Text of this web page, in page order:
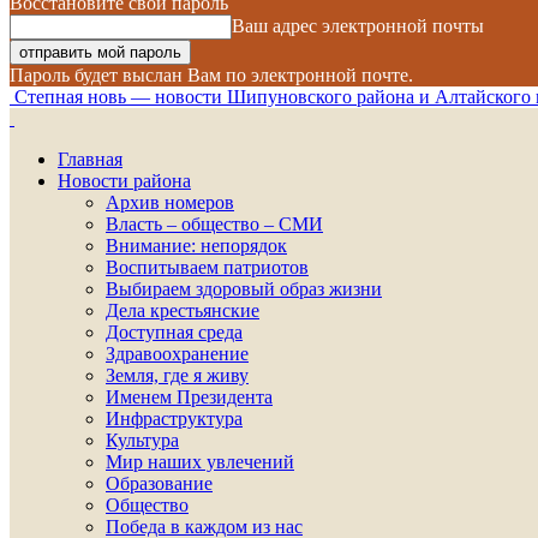
Ваш адрес электронной почты
Пароль будет выслан Вам по электронной почте.
Степная новь — новости Шипуновского района и Алтайского
Главная
Новости района
Архив номеров
Власть – общество – СМИ
Внимание: непорядок
Воспитываем патриотов
Выбираем здоровый образ жизни
Дела крестьянские
Доступная среда
Здравоохранение
Земля, где я живу
Именем Президента
Инфраструктура
Культура
Мир наших увлечений
Образование
Общество
Победа в каждом из нас